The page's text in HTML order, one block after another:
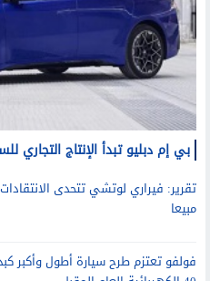
بي إم دبليو تبدأ الإنتاج التجاري للسيارة
تقرير: فيراري لوتشي تتحدى
مبيعا